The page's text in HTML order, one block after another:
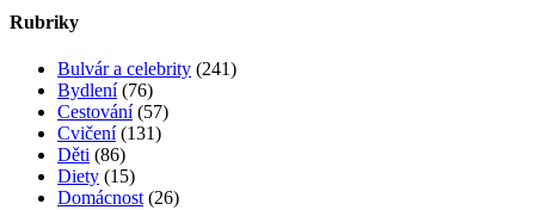
Rubriky
Bulvár a celebrity (241)
Bydlení(76)
Cestování(57)
Cvičení(131)
Děti (86)
Diety (15)
Domácnost (26)